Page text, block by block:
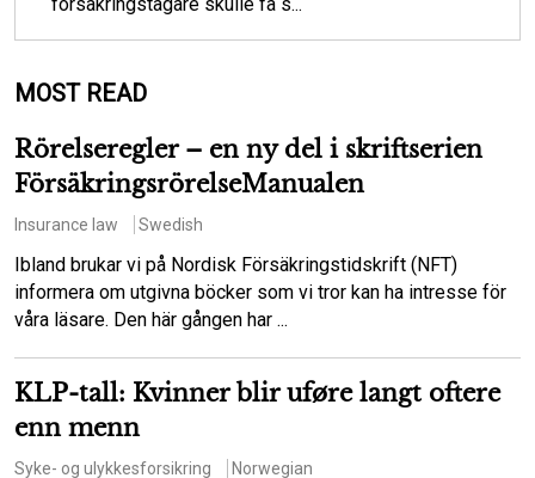
MOST READ
Rörelseregler – en ny del i skriftserien
FörsäkringsrörelseManualen
Insurance law Swedish
Ibland brukar vi på Nordisk Försäkringstidskrift (NFT)
informera om utgivna böcker som vi tror kan ha intresse för
våra läsare. Den här gången har ...
KLP-tall: Kvinner blir uføre langt oftere
enn menn
Syke- og ulykkesforsikring Norwegian